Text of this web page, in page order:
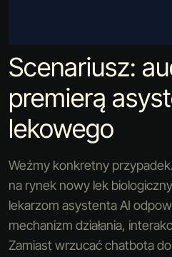
Scenariusz:
premierą
lekowego
Weźmy konkretny
na rynek nowy lek
lekarzom asystenta AI
mechanizm działania,
Zamiast wrzucać chatbota